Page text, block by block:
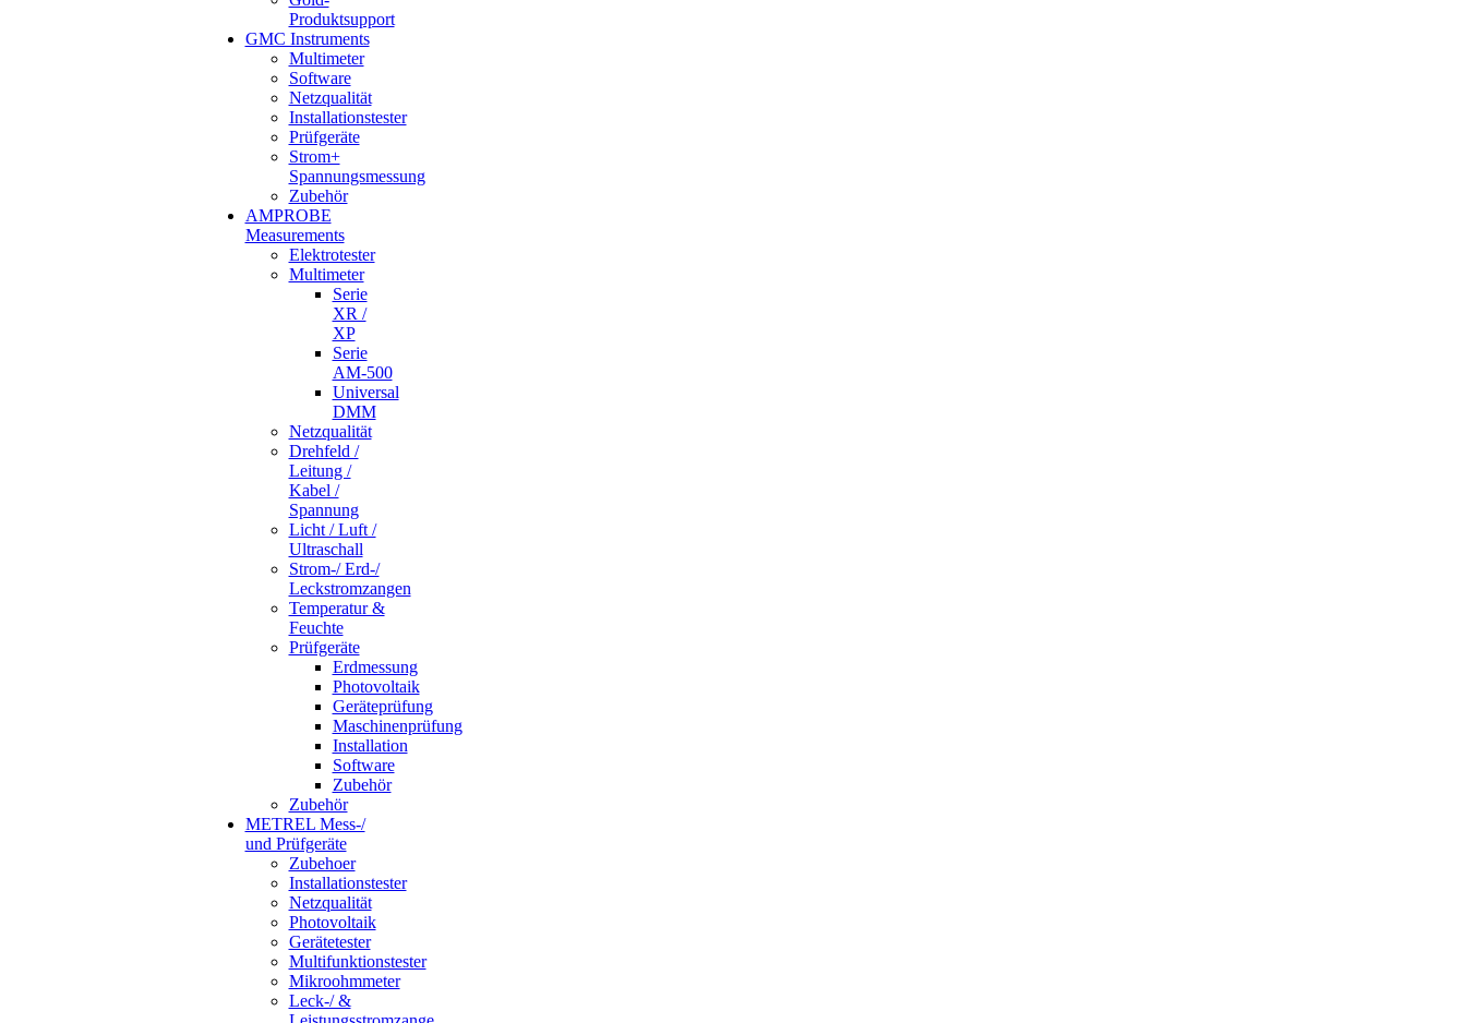
Produktsupport
GMC Instruments
Multimeter
Software
Netzqualität
Installationstester
Prüfgeräte
Strom+
Spannungsmessung
Zubehör
AMPROBE
Measurements
Elektrotester
Multimeter
Serie
XR /
XP
Serie
AM-500
Universal
DMM
Netzqualität
Drehfeld /
Leitung /
Kabel /
Spannung
Licht / Luft /
Ultraschall
Strom-/ Erd-/
Leckstromzangen
Temperatur &
Feuchte
Prüfgeräte
Erdmessung
Photovoltaik
Geräteprüfung
Maschinenprüfung
Installation
Software
Zubehör
Zubehör
METREL Mess-/
und Prüfgeräte
Zubehoer
Installationstester
Netzqualität
Photovoltaik
Gerätetester
Multifunktionstester
Mikroohmmeter
Leck-/ &